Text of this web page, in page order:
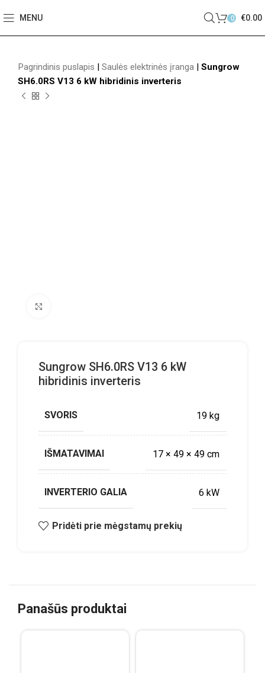
MENU 0 €0.00
Pagrindinis puslapis | Saulės elektrinės įranga | Sungrow
SH6.0RS V13 6 kW hibridinis inverteris
Sungrow SH6.0RS V13 6 kW
hibridinis inverteris
SVORIS 19 kg
IŠMATAVIMAI 17 × 49 × 49 cm
INVERTERIO GALIA 6 kW
Pridėti prie mėgstamų prekių
Panašūs produktai